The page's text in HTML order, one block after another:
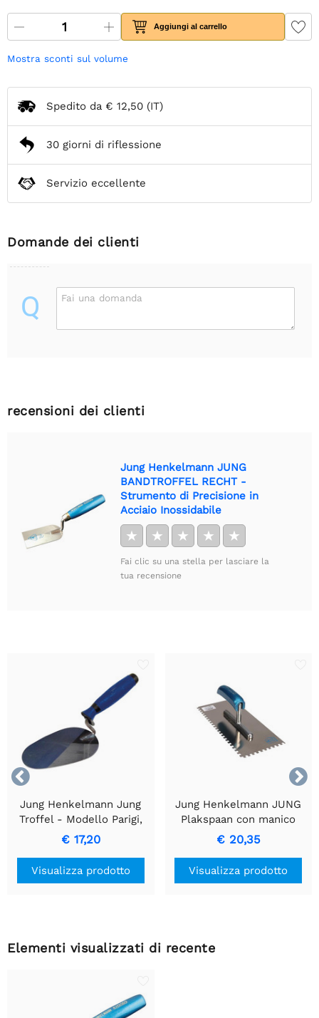
Aggiungi al carrello
Mostra sconti sul volume
Spedito da € 12,50 (IT)
30 giorni di riflessione
Servizio eccellente
Domande dei clienti
Q Fai una domanda
recensioni dei clienti
Jung Henkelmann JUNG
BANDTROFFEL RECHT -
Strumento di Precisione in
Acciaio Inossidabile
★ ★ ★ ★ ★
Fai clic su una stella per lasciare la
tua recensione


Jung Henkelmann Jung
Troffel - Modello Parigi,
Design Ergonomico, 320g
€ 17,20
Visualizza prodotto
Jung Henkelmann JUNG
Plakspaan con manico
curvo e design Gegetand 4
x 4 mm.
€ 20,35
Visualizza prodotto
Elementi visualizzati di recente